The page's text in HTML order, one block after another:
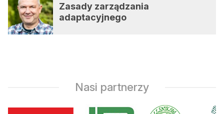
Zasady zarządzania
adaptacyjnego
Nasi partnerzy